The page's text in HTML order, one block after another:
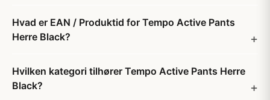
Hvad er EAN / Produktid for Tempo Active Pants
Herre Black?
Hvilken kategori tilhører Tempo Active Pants Herre
Black?